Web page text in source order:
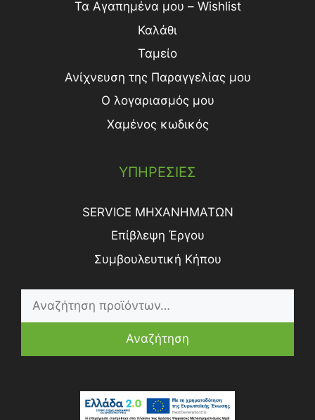
Τα Αγαπημένα μου – Wishlist
Καλάθι
Ταμείο
Ανίχνευση της Παραγγελίας μου
Ο λογαριασμός μου
Χαμένος κωδικός
ΥΠΗΡΕΣΙΕΣ
SERVICE ΜΗΧΑΝΗΜΑΤΩΝ
Επίβλεψη Έργου
Συμβουλευτική Κήπου
Αναζήτηση